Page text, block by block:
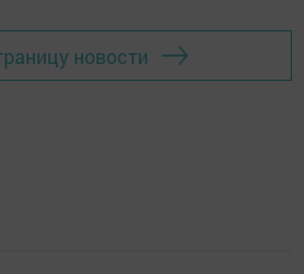
новости